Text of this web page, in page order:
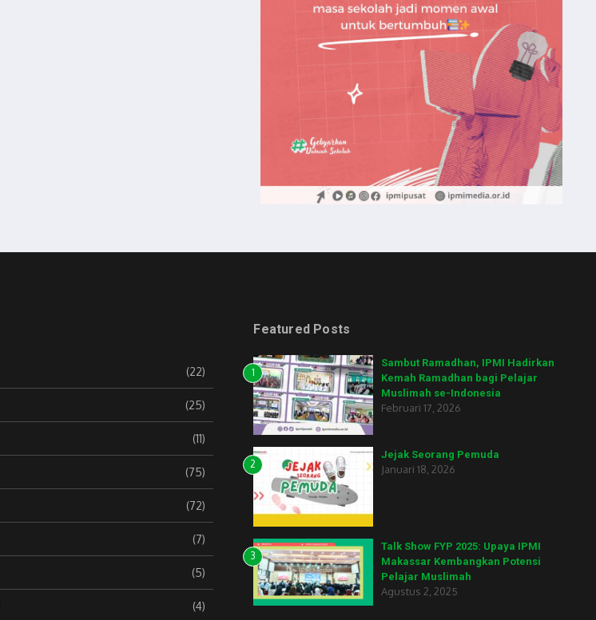
(22)
(25)
(11)
(75)
(72)
(7)
(5)
(4)
Featured Posts
1
Sambut Ramadhan, IPMI Hadirkan
Kemah Ramadhan bagi Pelajar
Muslimah se-Indonesia
Februari 17, 2026
2
Jejak Seorang Pemuda
Januari 18, 2026
3
Talk Show FYP 2025: Upaya IPMI
Makassar Kembangkan Potensi
Pelajar Muslimah
Agustus 2, 2025